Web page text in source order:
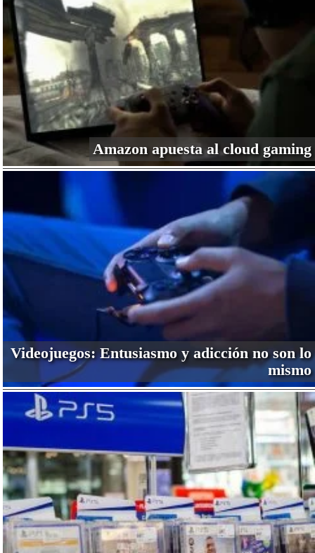
Amazon apuesta al cloud gaming
Videojuegos: Entusiasmo y adicción no son lo
mismo